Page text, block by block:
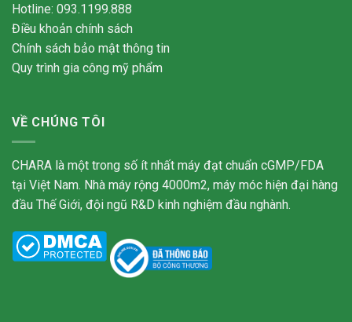
Hotline: 093.1199.888
Điều khoản chính sách
Chính sách bảo mật thông tin
Quy trình gia công mỹ phẩm
VỀ CHÚNG TÔI
CHARA là một trong số ít nhất máy đạt chuẩn cGMP/FDA
tại Việt Nam. Nhà máy rộng 4000m2, máy móc hiện đại hàng
đầu Thế Giới, đội ngũ R&D kinh nghiệm đầu nghành.